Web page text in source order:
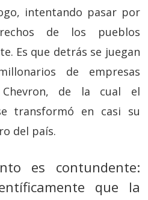
intentando pasar por
de los pueblos
Es que detrás se juegan
de empresas
Chevron, de la cual el
transformó en casi su
del país.
es contundente:
que la